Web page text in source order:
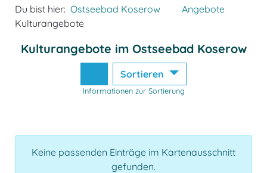
Du bist hier: Ostseebad Koserow
Angebote
Kulturangebote
Kulturangebote im Ostseebad Koserow
Sortieren
Informationen zur Sortierung
Keine passenden Einträge im Kartenausschnitt
gefunden.